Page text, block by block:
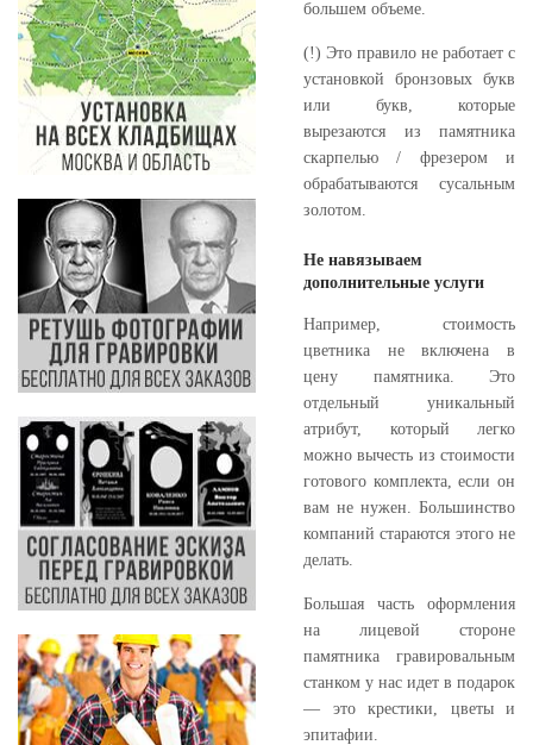
большем объеме.
(!) Это правило не работает с
установкой бронзовых букв
или букв, которые
вырезаются из памятника
скарпелью / фрезером и
обрабатываются сусальным
золотом.
Не навязываем
дополнительные услуги
Например, стоимость
цветника не включена в
цену памятника. Это
отдельный уникальный
атрибут, который легко
можно вычесть из стоимости
готового комплекта, если он
вам не нужен. Большинство
компаний стараются этого не
делать.
Большая часть оформления
на лицевой стороне
памятника гравировальным
станком у нас идет в подарок
— это крестики, цветы и
эпитафии.